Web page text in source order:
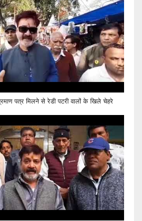
पत्र मिलने से रेडी पटरी वालों के खिले चेहरे